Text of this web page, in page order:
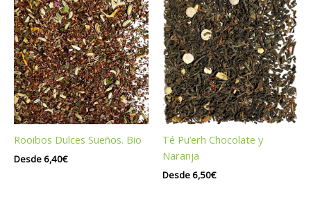
Rooibos Dulces Sueños. Bio
Desde6,40€
Té Pu’erh Chocolate y
Naranja
Desde6,50€